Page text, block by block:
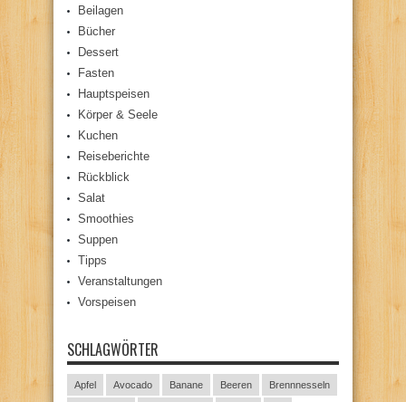
Beilagen
Bücher
Dessert
Fasten
Hauptspeisen
Körper & Seele
Kuchen
Reiseberichte
Rückblick
Salat
Smoothies
Suppen
Tipps
Veranstaltungen
Vorspeisen
SCHLAGWÖRTER
Apfel Avocado Banane Beeren Brennnesseln